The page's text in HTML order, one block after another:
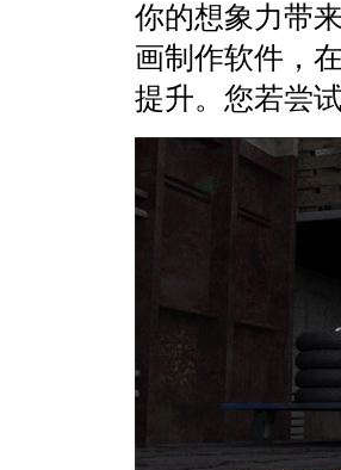
你的想象力带
画制作软件，
提升。您若尝